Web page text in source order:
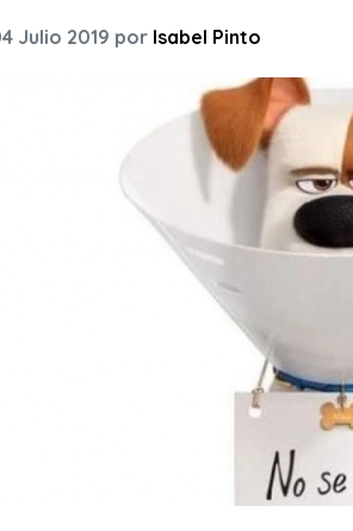
Julio 2019 por Isabel Pinto